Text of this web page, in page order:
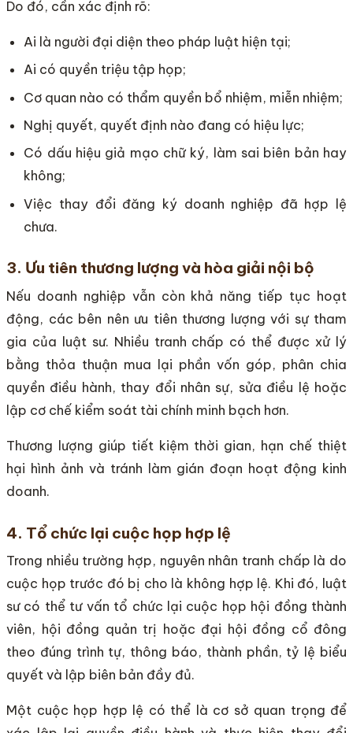
Do đó, cần xác định rõ:
Ai là người đại diện theo pháp luật hiện tại;
Ai có quyền triệu tập họp;
Cơ quan nào có thẩm quyền bổ nhiệm, miễn nhiệm;
Nghị quyết, quyết định nào đang có hiệu lực;
Có dấu hiệu giả mạo chữ ký, làm sai biên bản hay
không;
Việc thay đổi đăng ký doanh nghiệp đã hợp lệ
chưa.
3. Ưu tiên thương lượng và hòa giải nội bộ
Nếu doanh nghiệp vẫn còn khả năng tiếp tục hoạt
động, các bên nên ưu tiên thương lượng với sự tham
gia của luật sư. Nhiều tranh chấp có thể được xử lý
bằng thỏa thuận mua lại phần vốn góp, phân chia
quyền điều hành, thay đổi nhân sự, sửa điều lệ hoặc
lập cơ chế kiểm soát tài chính minh bạch hơn.
Thương lượng giúp tiết kiệm thời gian, hạn chế thiệt
hại hình ảnh và tránh làm gián đoạn hoạt động kinh
doanh.
4. Tổ chức lại cuộc họp hợp lệ
Trong nhiều trường hợp, nguyên nhân tranh chấp là do
cuộc họp trước đó bị cho là không hợp lệ. Khi đó, luật
sư có thể tư vấn tổ chức lại cuộc họp hội đồng thành
viên, hội đồng quản trị hoặc đại hội đồng cổ đông
theo đúng trình tự, thông báo, thành phần, tỷ lệ biểu
quyết và lập biên bản đầy đủ.
Một cuộc họp hợp lệ có thể là cơ sở quan trọng để